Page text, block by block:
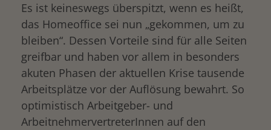
Es ist keineswegs überspitzt, wenn es heißt,
das Homeoffice sei nun „gekommen, um zu
bleiben“. Dessen Vorteile sind für alle Seiten
greifbar und haben vor allem in besonders
akuten Phasen der aktuellen Krise tausende
Arbeitsplätze vor der Auflösung bewahrt. So
optimistisch Arbeitgeber- und
ArbeitnehmervertreterInnen auf den